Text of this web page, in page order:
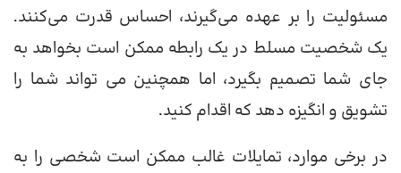
مسئولیت را بر عهده می‌گیرند، احساس قدرت می‌کنند.
یک شخصیت مسلط در یک رابطه ممکن است بخواهد به
جای شما تصمیم بگیرد، اما همچنین می تواند شما را
تشویق و انگیزه دهد که اقدام کنید.
در برخی موارد، تمایلات غالب ممکن است شخصی را به